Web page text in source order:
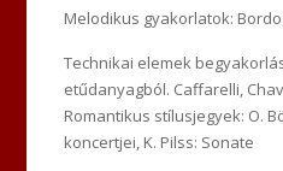
Melodikus gyakorlatok:
Technikai elemek
etűdanyagból. Caffarelli,
Romantikus stílusjegyek: O.
koncertjei, K. Pilss: Sonate